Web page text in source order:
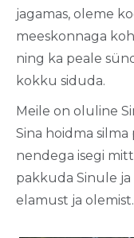
jagamas, oleme
meeskonnaga
ning ka peale
kokku siduda.
Meile on oluline
Sina hoidma
nendega isegi
pakkuda Sinule
elamust ja olemist.